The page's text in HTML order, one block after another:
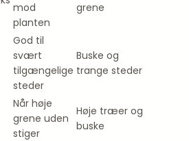
mod
planten
grene
God til
svært
tilgængelige
steder
Buske og
trange steder
Når høje
grene uden
stiger
Høje træer og
buske